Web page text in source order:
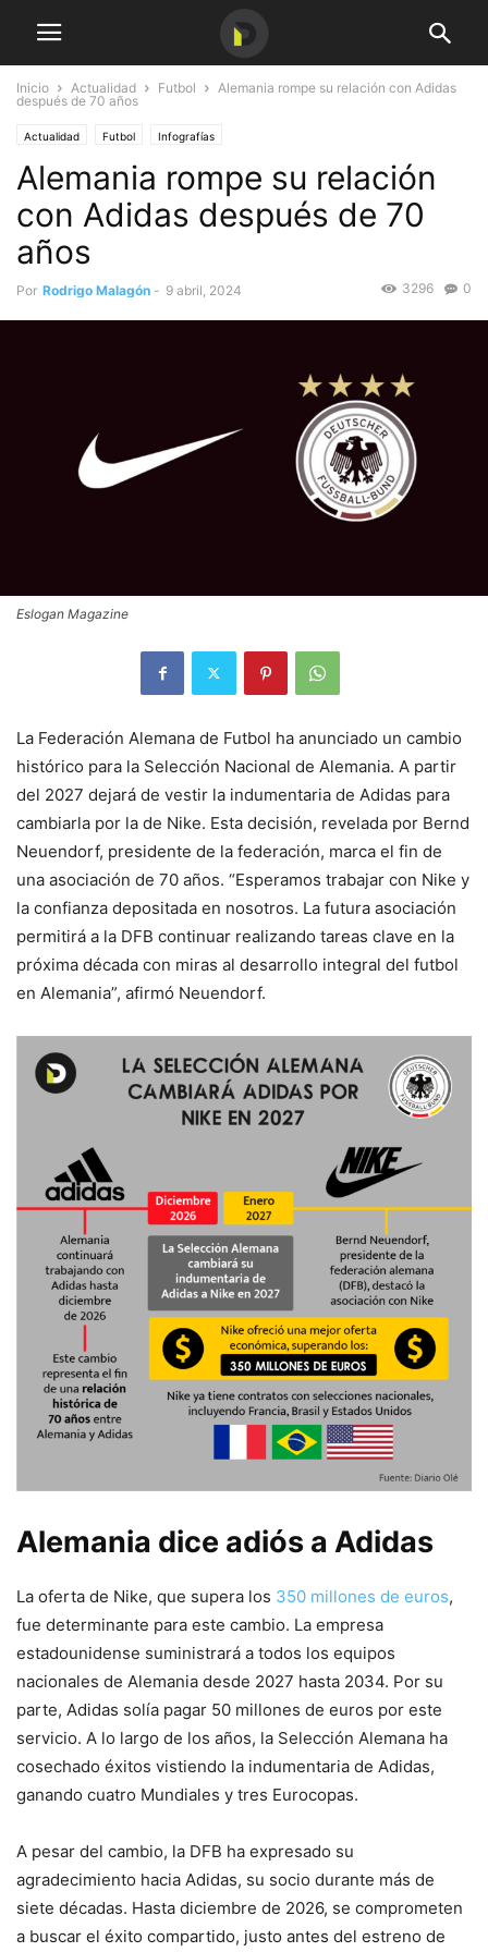
Inicio Actualidad Futbol
Alemania rompe su relación con Adidas
después de 70 años
Actualidad Futbol Infografías
Alemania rompe su relación
con Adidas después de 70
años
Por Rodrigo Malagón - 9 abril, 2024 0
3296
Eslogan Magazine
La Federación Alemana de Futbol ha anunciado un cambio
histórico para la Selección Nacional de Alemania. A partir
del 2027 dejará de vestir la indumentaria de Adidas para
cambiarla por la de Nike. Esta decisión, revelada por Bernd
Neuendorf, presidente de la federación, marca el fin de
una asociación de 70 años. “Esperamos trabajar con Nike y
la confianza depositada en nosotros. La futura asociación
permitirá a la DFB continuar realizando tareas clave en la
próxima década con miras al desarrollo integral del futbol
en Alemania”, afirmó Neuendorf.
Alemania dice adiós a Adidas
La oferta de Nike, que supera los 350 millones de euros,
fue determinante para este cambio. La empresa
estadounidense suministrará a todos los equipos
nacionales de Alemania desde 2027 hasta 2034. Por su
parte, Adidas solía pagar 50 millones de euros por este
servicio. A lo largo de los años, la Selección Alemana ha
cosechado éxitos vistiendo la indumentaria de Adidas,
ganando cuatro Mundiales y tres Eurocopas.
A pesar del cambio, la DFB ha expresado su
agradecimiento hacia Adidas, su socio durante más de
siete décadas. Hasta diciembre de 2026, se comprometen
a buscar el éxito compartido, justo antes del estreno de